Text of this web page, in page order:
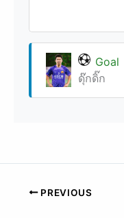
Goal
ดุ๊กดิ๊ก
PREVIOUS